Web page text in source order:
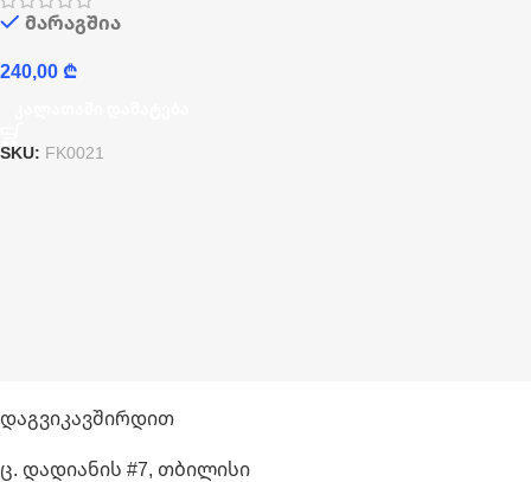
მარაგშია
240,00 ₾
SKU: FK0021
Დაგვიკავშირდით
ც. დადიანის #7, თბილისი